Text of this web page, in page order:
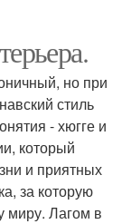
но при
стиль
- хюгге и
который
и приятных
за которую
миру. Лагом в